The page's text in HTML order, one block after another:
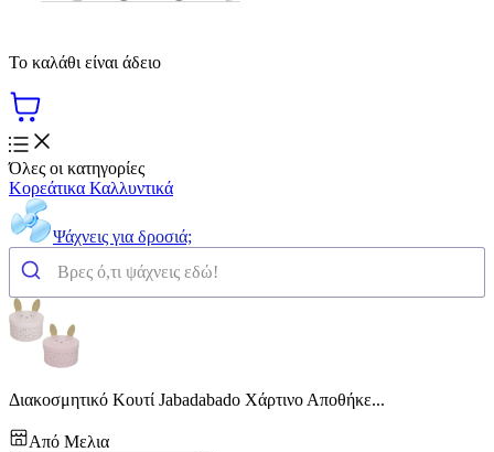
Το καλάθι είναι άδειο
Όλες οι κατηγορίες
Κορεάτικα Καλλυντικά
Ψάχνεις για δροσιά;
Διακοσμητικό Κουτί Jabadabado Χάρτινο Αποθήκε...
Από Μελια